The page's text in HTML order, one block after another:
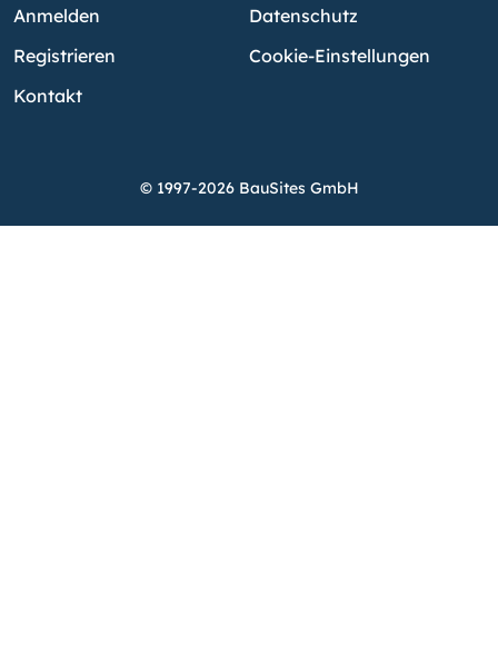
Anmelden
Registrieren
Kontakt
Datenschutz
Cookie-Einstellungen
© 1997-2026 BauSites GmbH